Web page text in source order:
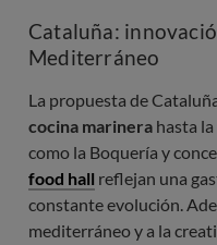
Cataluña:
Mediterráneo
La propuesta de
cocina marinera hasta la
como la Boquería y
food hall reflejan una
constante evolución.
mediterráneo y a la